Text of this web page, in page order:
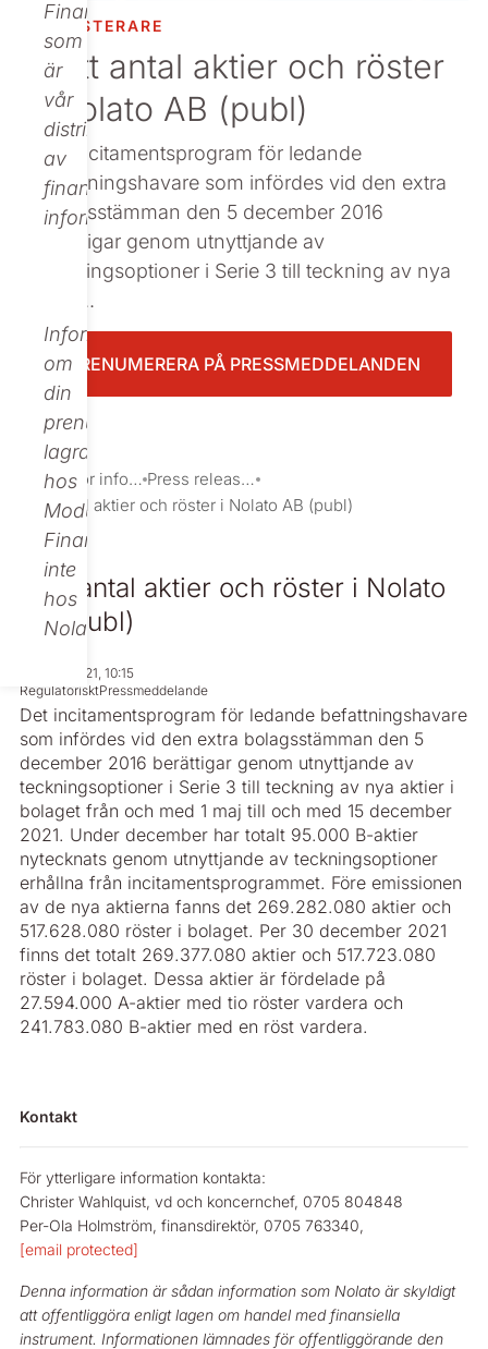
Finance,
som
är
vår
distributör
av
finansiell
information.
Informationen
om
din
prenumeration
lagras
hos
Modular
Finance,
inte
hos
Nolato.
INVESTERARE
Nytt antal aktier och röster
i Nolato AB (publ)
Det incitamentsprogram för ledande
befattningshavare som infördes vid den extra
bolagsstämman den 5 december 2016
berättigar genom utnyttjande av
teckningsoptioner i Serie 3 till teckning av nya
aktie...
PRENUMERERA PÅ PRESSMEDDELANDEN
Investor information
Press releases
Nytt antal aktier och röster i Nolato AB (publ)
Nytt antal aktier och röster i Nolato
AB (publ)
Dec 30, 2021, 10:15
RegulatorisktPressmeddelande
Det incitamentsprogram för ledande befattningshavare
som infördes vid den extra bolagsstämman den 5
december 2016 berättigar genom utnyttjande av
teckningsoptioner i Serie 3 till teckning av nya aktier i
bolaget från och med 1 maj till och med 15 december
2021. Under december har totalt 95.000 B-aktier
nytecknats genom utnyttjande av teckningsoptioner
erhållna från incitamentsprogrammet. Före emissionen
av de nya aktierna fanns det 269.282.080 aktier och
517.628.080 röster i bolaget. Per 30 december 2021
finns det totalt 269.377.080 aktier och 517.723.080
röster i bolaget. Dessa aktier är fördelade på
27.594.000 A-aktier med tio röster vardera och
241.783.080 B-aktier med en röst vardera.
Kontakt
För ytterligare information kontakta:
Christer Wahlquist, vd och koncernchef, 0705 804848
Per-Ola Holmström, finansdirektör, 0705 763340,
[email protected]
Denna information är sådan information som Nolato är skyldigt
att offentliggöra enligt lagen om handel med finansiella
instrument. Informationen lämnades för offentliggörande den